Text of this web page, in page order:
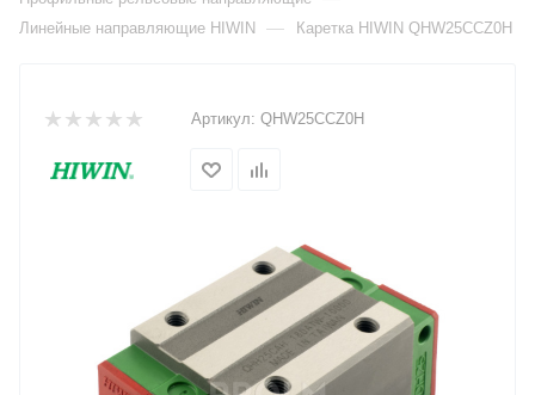
Линейные направляющие HIWIN — Каретка HIWIN QHW25CCZ0H
Артикул: QHW25CCZ0H